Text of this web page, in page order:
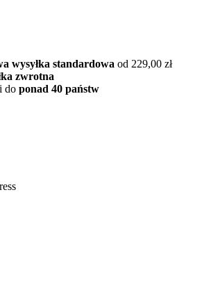
wysyłka standardowa od 229,00 zł
zwrotna
do ponad 40 państw